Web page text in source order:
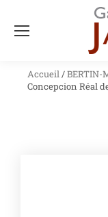
Accueil/BERTIN-
Concepcion Réal